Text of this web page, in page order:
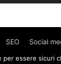
SEO Social
per essere sicuri